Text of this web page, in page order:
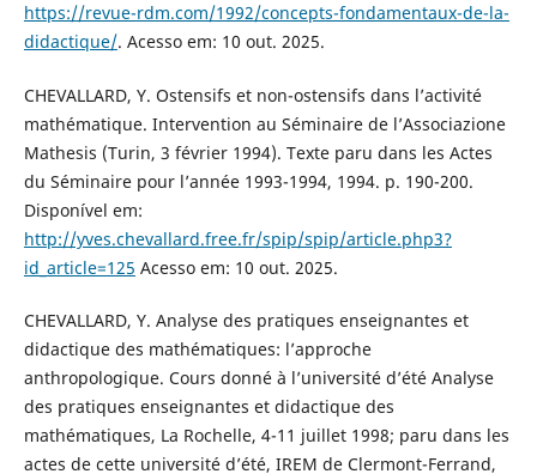
https://revue-rdm.com/1992/concepts-fondamentaux-de-la-
didactique/. Acesso em: 10 out. 2025.
CHEVALLARD, Y. Ostensifs et non-ostensifs dans l’activité
mathématique. Intervention au Séminaire de l’Associazione
Mathesis (Turin, 3 février 1994). Texte paru dans les Actes
du Séminaire pour l’année 1993-1994, 1994. p. 190-200.
Disponível em:
http://yves.chevallard.free.fr/spip/spip/article.php3?
id_article=125 Acesso em: 10 out. 2025.
CHEVALLARD, Y. Analyse des pratiques enseignantes et
didactique des mathématiques: l’approche
anthropologique. Cours donné à l’université d’été Analyse
des pratiques enseignantes et didactique des
mathématiques, La Rochelle, 4-11 juillet 1998; paru dans les
actes de cette université d’été, IREM de Clermont-Ferrand,